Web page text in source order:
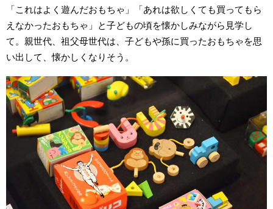
「これはよく遊んだおもちゃ」「あれは欲しくても買ってもら
えなかったおもちゃ」と子どもの頃を懐かしみながら見学し
て。親世代、祖父母世代は、子どもや孫に買ったおもちゃを思
い出して、懐かしくなりそう。